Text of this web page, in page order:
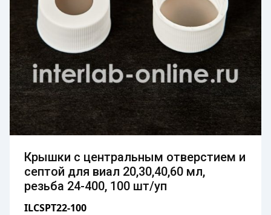
Крышки с центральным отверстием и
септой для виал 20,30,40,60 мл,
резьба 24-400, 100 шт/уп
ILCSPT22-100